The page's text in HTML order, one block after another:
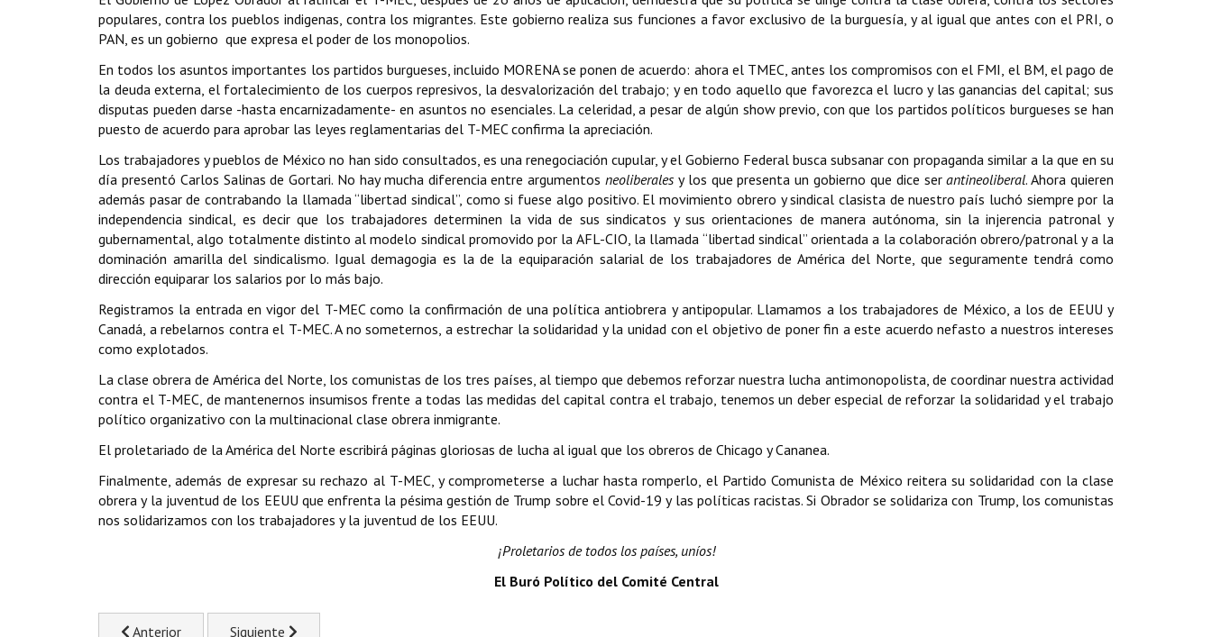
populares, contra los pueblos indigenas, contra los migrantes. Este gobierno realiza sus funciones a favor exclusivo de la burguesía, y al igual que antes con el PRI, o
PAN, es un gobierno que expresa el poder de los monopolios.
En todos los asuntos importantes los partidos burgueses, incluido MORENA se ponen de acuerdo: ahora el TMEC, antes los compromisos con el FMI, el BM, el pago de
la deuda externa, el fortalecimiento de los cuerpos represivos, la desvalorización del trabajo; y en todo aquello que favorezca el lucro y las ganancias del capital; sus
disputas pueden darse -hasta encarnizadamente- en asuntos no esenciales. La celeridad, a pesar de algún show previo, con que los partidos políticos burgueses se han
puesto de acuerdo para aprobar las leyes reglamentarias del T-MEC confirma la apreciación.
Los trabajadores y pueblos de México no han sido consultados, es una renegociación cupular, y el Gobierno Federal busca subsanar con propaganda similar a la que en su
día presentó Carlos Salinas de Gortari. No hay mucha diferencia entre argumentos neoliberales y los que presenta un gobierno que dice serantineoliberal. Ahora quieren
además pasar de contrabando la llamada “libertad sindical”, como si fuese algo positivo. El movimiento obrero y sindical clasista de nuestro país luchó siempre por la
independencia sindical, es decir que los trabajadores determinen la vida de sus sindicatos y sus orientaciones de manera autónoma, sin la injerencia patronal y
gubernamental, algo totalmente distinto al modelo sindical promovido por la AFL-CIO, la llamada “libertad sindical” orientada a la colaboración obrero/patronal y a la
dominación amarilla del sindicalismo. Igual demagogia es la de la equiparación salarial de los trabajadores de América del Norte, que seguramente tendrá como
dirección equiparar los salarios por lo más bajo.
Registramos la entrada en vigor del T-MEC como la confirmación de una política antiobrera y antipopular. Llamamos a los trabajadores de México, a los de EEUU y
Canadá, a rebelarnos contra el T-MEC. A no someternos, a estrechar la solidaridad y la unidad con el objetivo de poner fin a este acuerdo nefasto a nuestros intereses
como explotados.
La clase obrera de América del Norte, los comunistas de los tres países, al tiempo que debemos reforzar nuestra lucha antimonopolista, de coordinar nuestra actividad
contra el T-MEC, de mantenernos insumisos frente a todas las medidas del capital contra el trabajo, tenemos un deber especial de reforzar la solidaridad y el trabajo
político organizativo con la multinacional clase obrera inmigrante.
El proletariado de la América del Norte escribirá páginas gloriosas de lucha al igual que los obreros de Chicago y Cananea.
Finalmente, además de expresar su rechazo al T-MEC, y comprometerse a luchar hasta romperlo, el Partido Comunista de México reitera su solidaridad con la clase
obrera y la juventud de los EEUU que enfrenta la pésima gestión de Trump sobre el Covid-19 y las políticas racistas. Si Obrador se solidariza con Trump, los comunistas
nos solidarizamos con los trabajadores y la juventud de los EEUU.
¡Proletarios de todos los países, uníos!
El Buró Político del Comité Central
Artículo anterior: Nueva normalidad, misma explotación, miseria y muerte
Anterior Artículo siguiente: Al capitalismo no le importa la vida de los trabajadores
Siguiente